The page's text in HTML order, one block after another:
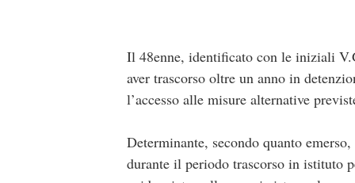
Il 48enne, identificato con le iniziali
aver trascorso oltre un anno in
l’accesso alle misure alternative
Determinante, secondo quanto
durante il periodo trascorso in istituto